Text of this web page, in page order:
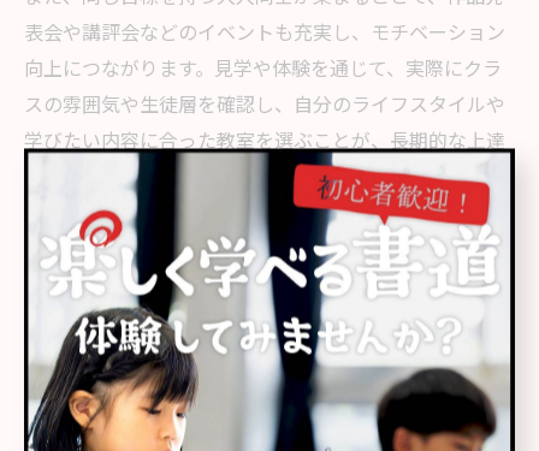
表会や講評会などのイベントも充実し、モチベーション
向上につながります。見学や体験を通じて、実際にクラ
スの雰囲気や生徒層を確認し、自分のライフスタイルや
学びたい内容に合った教室を選ぶことが、長期的な上達
への近道です。
上級書道教室の雰囲気や指導内容を現地比較
浜松市中央区の上級書道教室は、それぞれ独自の雰囲気
や指導特徴を持っています。たとえば、静かで集中しや
すい空間や、作品制作に適した広い机、毛筆や硬筆の選
択肢が豊富な教室もあります。こうした環境が、上級者
の技術向上や創作意欲を支えます。